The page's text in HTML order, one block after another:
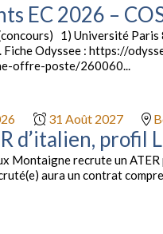
EC 2026 –
1) Université Paris
Fiche Odyssee : https://
offre-poste/260060...
31 Août 2027
d’italien, profil
Montaigne recrute un
aura un contrat